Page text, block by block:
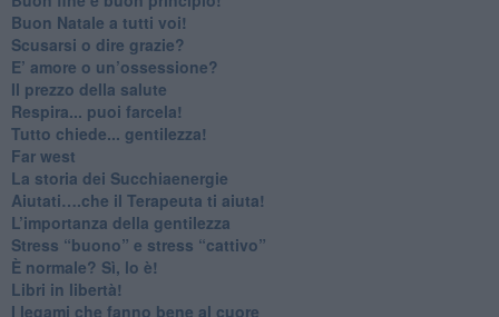
​Buon Natale a tutti voi!
​Scusarsi o dire grazie?
​E’ amore o un’ossessione?
​Il prezzo della salute
​Respira... puoi farcela!
​Tutto chiede... gentilezza!
​Far west
​La storia dei Succhiaenergie
​Aiutati….che il Terapeuta ti aiuta!
​L’importanza della gentilezza
​Stress “buono” e stress “cattivo”
​È normale? Sì, lo è!
​Libri in libertà!
​I legami che fanno bene al cuore